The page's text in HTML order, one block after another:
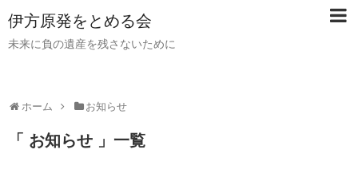
伊方原発をとめる会
未来に負の遺産を残さないために
ホーム お知らせ
「 お知らせ 」一覧